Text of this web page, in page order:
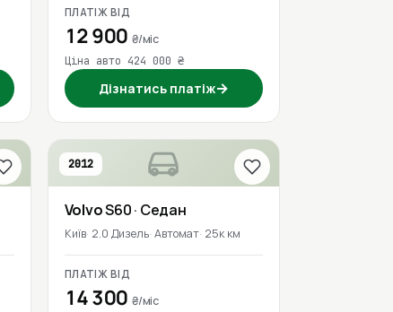
ПЛАТІЖ ВІД
12 900 ₴/міс
Ціна авто 424 000 ₴
Дізнатись платіж→
2012
VolvoS60· Седан
Київ 2.0 Дизель Автомат 25к км
ПЛАТІЖ ВІД
14 300 ₴/міс